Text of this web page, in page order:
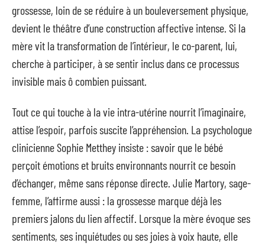
grossesse, loin de se réduire à un bouleversement physique,
devient le théâtre d’une construction affective intense. Si la
mère vit la transformation de l’intérieur, le co-parent, lui,
cherche à participer, à se sentir inclus dans ce processus
invisible mais ô combien puissant.
Tout ce qui touche à la vie intra-utérine nourrit l’imaginaire,
attise l’espoir, parfois suscite l’appréhension. La psychologue
clinicienne Sophie Metthey insiste : savoir que le bébé
perçoit émotions et bruits environnants nourrit ce besoin
d’échanger, même sans réponse directe. Julie Martory, sage-
femme, l’affirme aussi : la grossesse marque déjà les
premiers jalons du lien affectif. Lorsque la mère évoque ses
sentiments, ses inquiétudes ou ses joies à voix haute, elle